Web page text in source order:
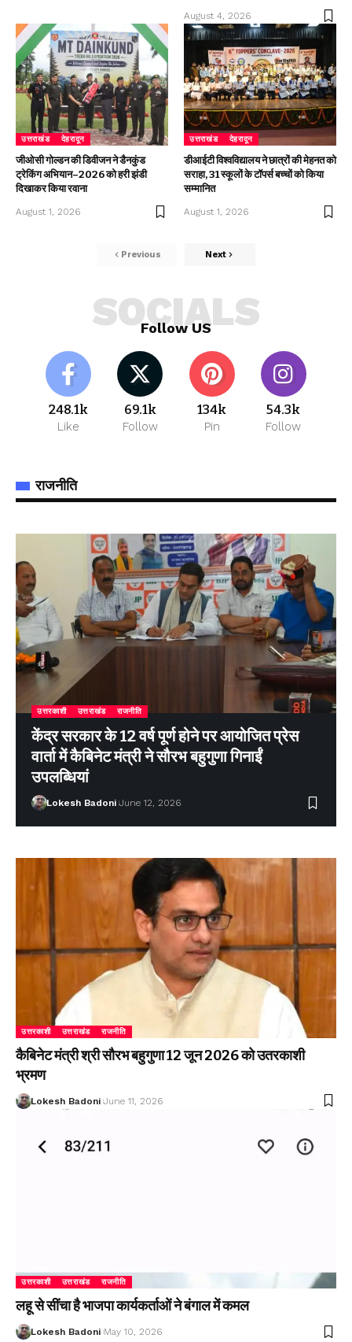
August 4, 2026
उत्तराखंड देहरादून
जीओसी गोल्डन की डिवीजन ने डैनकुंड
ट्रेकिंग अभियान–2026 को हरी झंडी
दिखाकर किया रवाना
August 1, 2026
उत्तराखंड देहरादून
डीआईटी विश्वविद्यालय ने छात्रों की मेहनत को
सराहा, 31 स्कूलों के टॉपर्स बच्चों को किया
सम्मानित
August 1, 2026
Previous Next
Follow US
SOCIALS
248.1k
Like
69.1k
Follow
134k
Pin
54.3k
Follow
राजनीति
उत्तरकाशी उत्तराखंड राजनीति
केंद्र सरकार के 12 वर्ष पूर्ण होने पर आयोजित प्रेस
वार्ता में कैबिनेट मंत्री ने सौरभ बहुगुणा गिनाईं
उपलब्धियां
Lokesh Badoni June 12, 2026
उत्तरकाशी उत्तराखंड राजनीति
कैबिनेट मंत्री श्री सौरभ बहुगुणा 12 जून 2026 को उतरकाशी
भ्रमण
Lokesh Badoni June 11, 2026
उत्तरकाशी उत्तराखंड राजनीति
लहू से सींचा है भाजपा कार्यकर्ताओं ने बंगाल में कमल
Lokesh Badoni May 10, 2026